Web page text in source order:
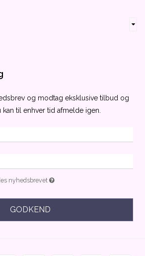
og modtag eksklusive tilbud og
til enhver tid afmelde igen.
nyhedsbrevet
GODKEND